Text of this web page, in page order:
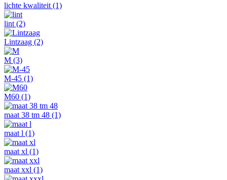
lichte kwaliteit (1)
lint (2)
Lintzaag (2)
M (3)
M-45 (1)
M60 (1)
maat 38 tm 48 (1)
maat l (1)
maat xl (1)
maat xxl (1)